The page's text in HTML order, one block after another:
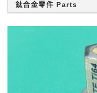
鈦合金零件 Parts